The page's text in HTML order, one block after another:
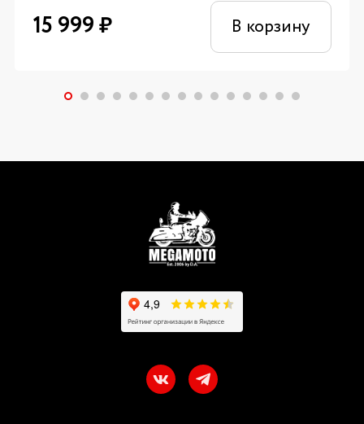
15 999₽ В корзину